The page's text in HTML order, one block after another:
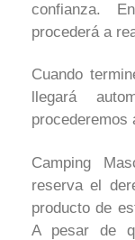
confianza.
procederá a
Cuando
llegará
procederemos
Camping
reserva el
producto de
A pesar de